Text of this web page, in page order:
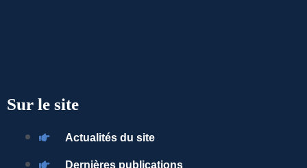
Sur le site
Actualités du site
Dernières publications